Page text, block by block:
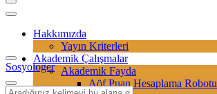
Hakkımızda
Yayın Kriterleri
Akademik Çalışmalar
Akademik Fayda
Aöf Puan Hesaplama Robotu
Sosyologer